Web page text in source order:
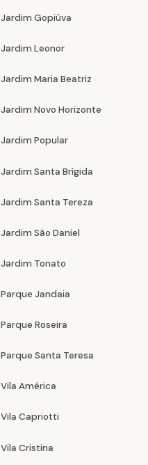
Jardim Gopiúva
Jardim Leonor
Jardim Maria Beatriz
Jardim Novo Horizonte
Jardim Popular
Jardim Santa Brígida
Jardim Santa Tereza
Jardim São Daniel
Jardim Tonato
Parque Jandaia
Parque Roseira
Parque Santa Teresa
Vila América
Vila Capriotti
Vila Cristina